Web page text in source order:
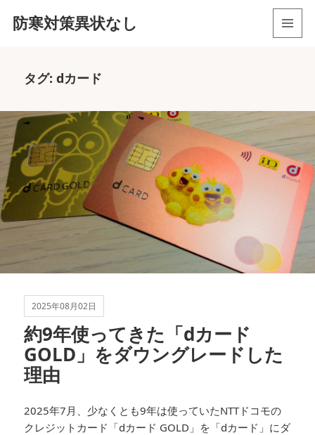
防寒対策異状なし
タグ:dカード
2025年08月02日
約9年使ってきた「dカード
GOLD」をダウングレードした
理由
2025年7月、少なくとも9年は使っていたNTTドコモの
クレジットカード「dカード GOLD」を「dカード」にダ